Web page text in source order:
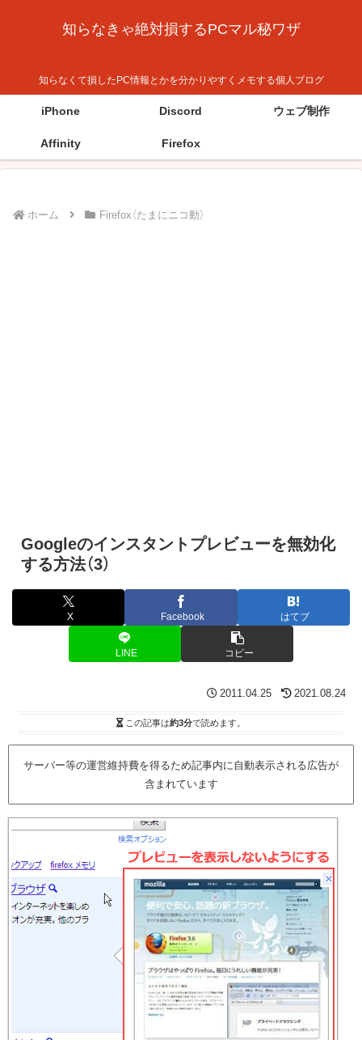
知らなきゃ絶対損するPCマル秘ワザ
知らなくて損したPC情報とかを分かりやすくメモする個人ブログ
iPhone Discord ウェブ制作
Affinity Firefox
ホーム Firefox（たまにニコ動）
Googleのインスタントプレビューを無効化
する方法（3）
X Facebook はてブ
LINE コピー
2011.04.25 2021.08.24
この記事は約3分で読めます。
サーバー等の運営維持費を得るため記事内に自動表示される広告が
含まれています